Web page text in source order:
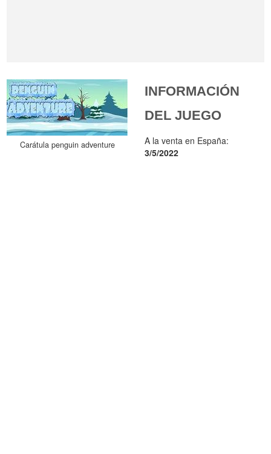
Carátula penguin adventure
INFORMACIÓN
DEL JUEGO
A la venta en España:
3/5/2022